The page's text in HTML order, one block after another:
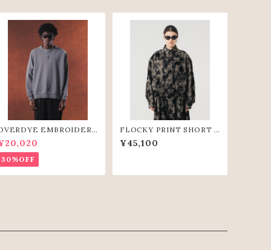
EMBROIDERY
SHIRTS(GRY)
30%OFF
FLOCKY PRINT SHORT S
HIRTS (GRY)
¥45,100